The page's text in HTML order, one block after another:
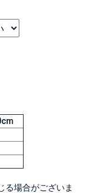
る場合がございま